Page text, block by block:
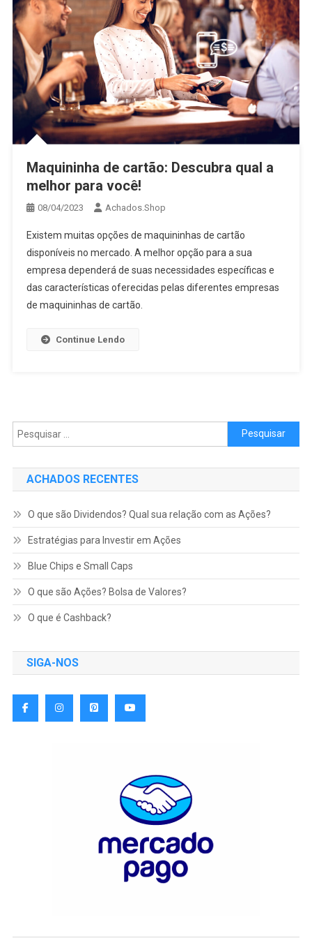
Maquininha de cartão: Descubra qual a
melhor para você!
08/04/2023 Achados.Shop
Existem muitas opções de maquininhas de cartão
disponíveis no mercado. A melhor opção para a sua
empresa dependerá de suas necessidades específicas e
das características oferecidas pelas diferentes empresas
de maquininhas de cartão.
Continue Lendo
Pesquisar
por:
ACHADOS RECENTES
O que são Dividendos? Qual sua relação com as Ações?
Estratégias para Investir em Ações
Blue Chips e Small Caps
O que são Ações? Bolsa de Valores?
O que é Cashback?
SIGA-NOS